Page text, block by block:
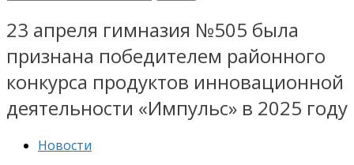
23 апреля гимназия №505 была
признана победителем районного
конкурса продуктов инновационной
деятельности «Импульс» в 2025 году
Новости